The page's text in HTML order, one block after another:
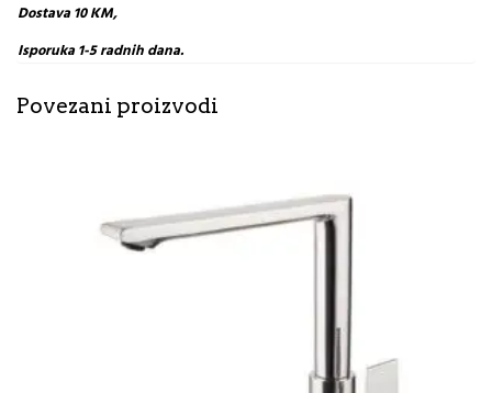
Dostava 10 KM,
Isporuka 1-5 radnih dana.
Povezani proizvodi